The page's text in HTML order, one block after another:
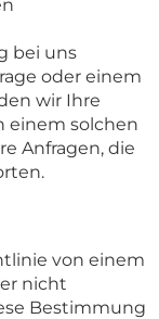
bei uns
oder einem
wir Ihre
einem solchen
Anfragen, die
von einem
nicht
Bestimmung